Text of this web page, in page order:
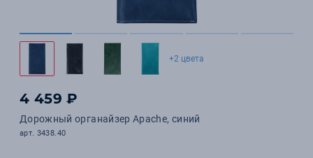
+2 цвета
4 459 ₽
Дорожный органайзер Apache, синий
арт. 3438.40